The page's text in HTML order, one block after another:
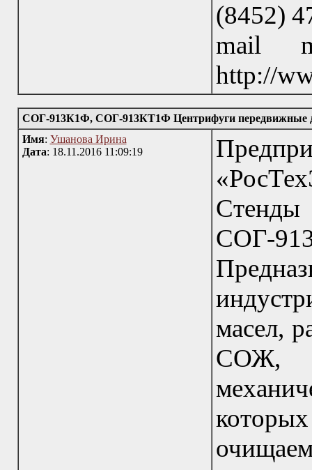
(8452)
mail
http://
СОГ-913К1Ф, СОГ-913КТ1Ф Центрифуги передвижные
Имя: Ушанова Ирина
Дата: 18.11.2016 11:09:19
СОГ-
масел,
СОЖ,